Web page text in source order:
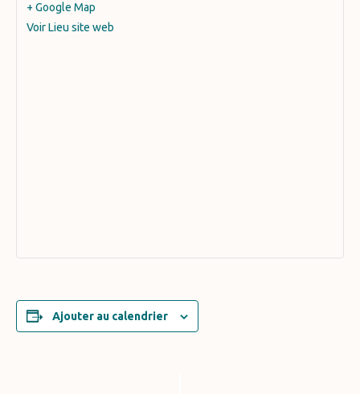
+ Google Map
Voir Lieu site web
Ajouter au calendrier